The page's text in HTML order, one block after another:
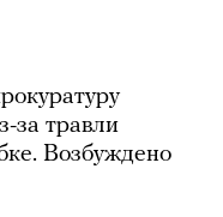
за травли
Возбуждено